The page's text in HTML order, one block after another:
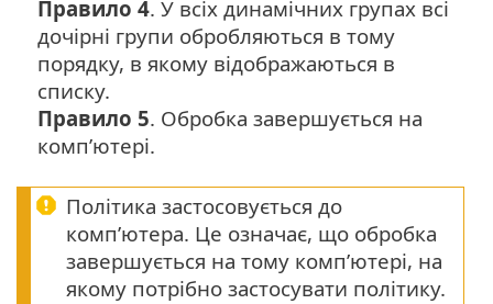
Правило 4. У всіх динамічних групах всі
дочірні групи обробляються в тому
порядку, в якому відображаються в
списку.
Правило 5. Обробка завершується на
комп’ютері.
Політика застосовується до
комп’ютера. Це означає, що обробка
завершується на тому комп’ютері, на
якому потрібно застосувати політику.